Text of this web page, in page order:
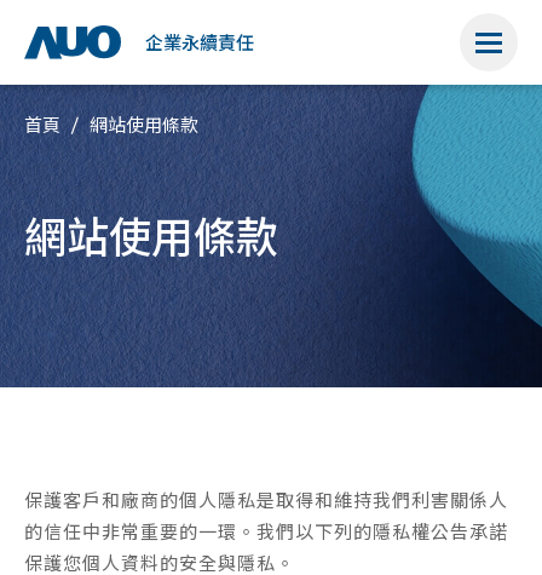
企業永續責任
首頁 網站使用條款
網站使用條款
保護客戶和廠商的個人隱私是取得和維持我們利害關係人
的信任中非常重要的一環。我們以下列的隱私權公告承諾
保護您個人資料的安全與隱私。